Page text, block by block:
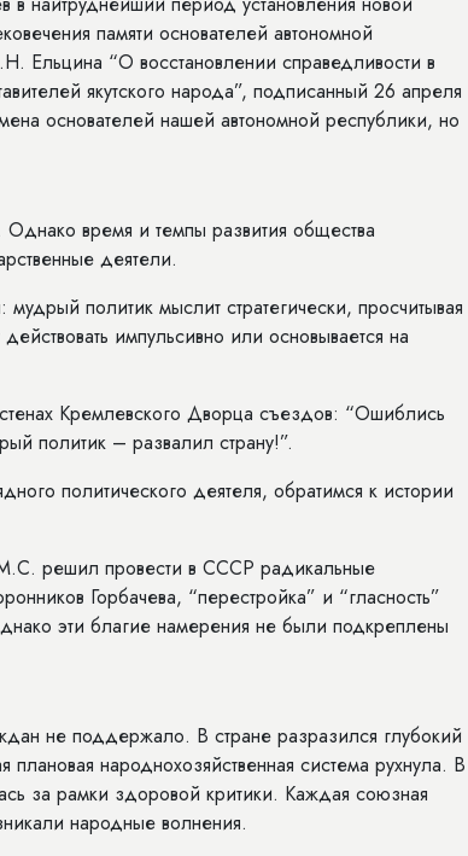
памяти основателей автономной
Ельцина “О восстановлении справедливости в
якутского народа”, подписанный 26 апреля
основателей нашей автономной республики, но
время и темпы развития общества
деятели.
политик мыслит стратегически, просчитывая
импульсивно или основывается на
Кремлевского Дворца съездов: “Ошиблись
политик – развалил страну!”.
политического деятеля, обратимся к истории
решил провести в СССР радикальные
Горбачева, “перестройка” и “гласность”
эти благие намерения не были подкреплены
не поддержало. В стране разразился глубокий
народнохозяйственная система рухнула. В
за рамки здоровой критики. Каждая союзная
народные волнения.